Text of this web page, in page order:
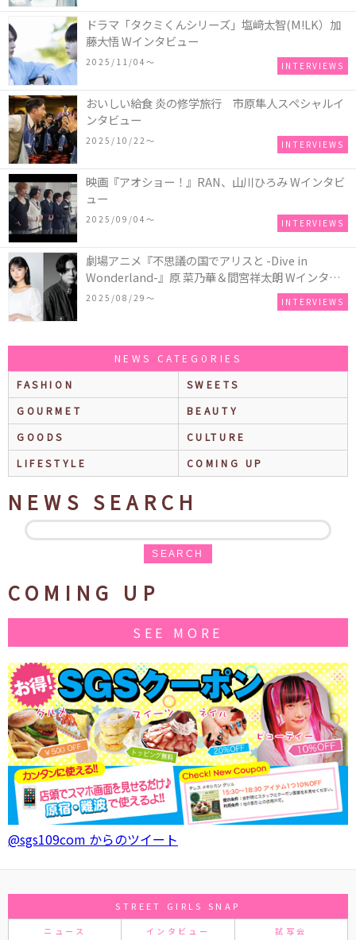
ドラマ「タクミくんシリーズ」塩﨑太智(M!LK）加
藤大悟 Wインタビュー
2025/11/04〜 INTERVIEWS
おいしい給食 炎の修学旅行 市原隼人スペシャルイ
ンタビュー
2025/10/22〜 INTERVIEWS
映画『アオショー！』RAN、山川ひろみ Wインタビ
ュー
2025/09/04〜 INTERVIEWS
劇場アニメ『不思議の国でアリスと -Dive in
Wonderland-』原 菜乃華＆間宮祥太朗 Wインタビ
ュー
2025/08/29〜 INTERVIEWS
NEWS CATEGORIES
FASHION
SWEETS
GOURMET
BEAUTY
GOODS
CULTURE
LIFESTYLE
COMING UP
NEWS SEARCH
SEARCH
COMING UP
SEE MORE
@sgs109com からのツイート
STREET GIRLS SNAP
ニュース インタビュー 試写会